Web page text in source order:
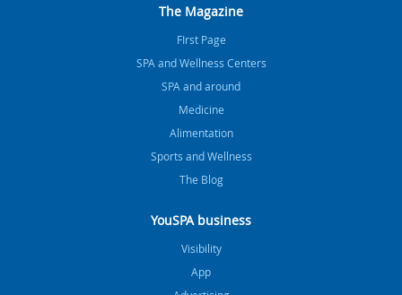
The Magazine
FIrst Page
SPA and Wellness Centers
SPA and around
Medicine
Alimentation
Sports and Wellness
The Blog
YouSPA business
Visibility
App